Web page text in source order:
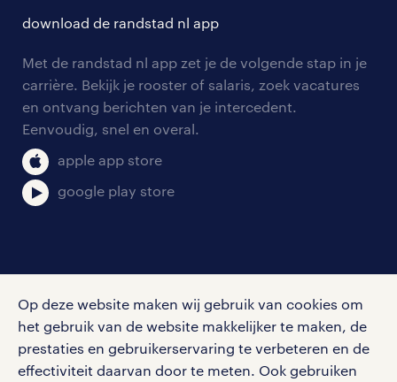
Op deze website maken wij gebruik van cookies om
het gebruik van de website makkelijker te maken, de
prestaties en gebruikerservaring te verbeteren en de
effectiviteit daarvan door te meten. Ook gebruiken
tarieven
personeel gezocht
aanmelden nieuwsbrief
solliciteren
blogs en artikelen
salarischecker
bruto-netto calculator
onze vestigingen
pers
klachten en misstanden
download de randstad nl app
Met de randstad nl app zet je de volgende stap in je
carrière. Bekijk je rooster of salaris, zoek vacatures
en ontvang berichten van je intercedent.
Eenvoudig, snel en overal.
apple app store
google play store
Volg ons voor de leukste content omtrent
vacatures, solliciteren en inspiratie.